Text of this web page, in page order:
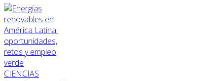
CIENCIAS